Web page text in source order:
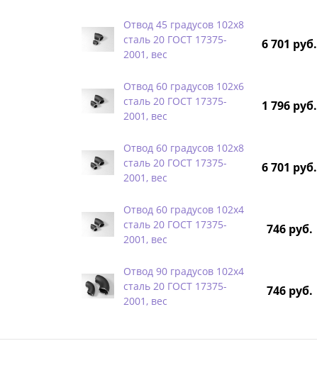
Отвод 45 градусов 102х8
сталь 20 ГОСТ 17375-
2001, вес
6 701 руб.
Отвод 60 градусов 102х6
сталь 20 ГОСТ 17375-
2001, вес
1 796 руб.
Отвод 60 градусов 102х8
сталь 20 ГОСТ 17375-
2001, вес
6 701 руб.
Отвод 60 градусов 102х4
сталь 20 ГОСТ 17375-
2001, вес
746 руб.
Отвод 90 градусов 102х4
сталь 20 ГОСТ 17375-
2001, вес
746 руб.